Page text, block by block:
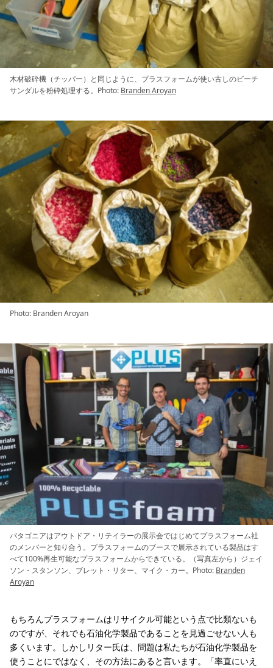
木材破砕機（チッパー）と同じように、プラスフォームが使い古しのビーチ
サンダルを粉砕処理する。Photo: Branden Aroyan
Photo: Branden Aroyan
パタゴニアはアウトドア・リテイラーの展示会ではじめてプラスフォーム社
のメンバーと知り合う。プラスフォームのブースで展示されている製品はす
べて100%再生可能なプラスフォームからできている。（写真左から）ジェイ
ソン・スタンソン、ブレット・リター、マイク・カー。Photo: Branden
Aroyan
もちろんプラスフォームはリサイクル可能という点で比類ないも
のですが、それでも石油化学製品であることを見過ごせない人も
多くいます。しかしリター氏は、問題は私たちが石油化学製品を
使うことにではなく、その方法にあると言います。「率直にいえ